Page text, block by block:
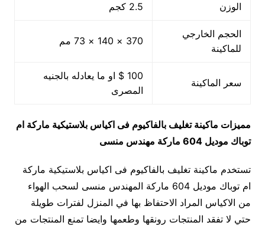
الوزن 2.5 كجم
الحجم الخارجي
للماكينة
370 × 140 × 73 مم
سعر الماكينة
100 $ او ما يعادله بالجنيه
المصرى
مميزات ماكينة تغليف بالفاكيوم فى اكياس بلاستيكية ماركة ام
توباك موديل 604 ماركة مهندس منسى
تستخدم ماكينة تغليف بالفاكيوم فى اكياس بلاستيكية ماركة
ام توباك موديل 604 ماركة المهندس منسى لسحب الهواء
من الاكياس المراد الاحتفاظ بها في المنزل لفترات طويلة
حتي لا تفقد المنتجات رونقها وطعمها وايضا تمنع المنتجات من